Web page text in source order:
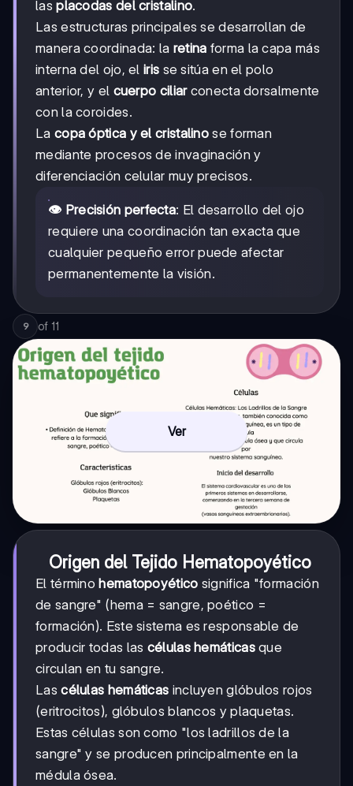
lasplacodas del cristalino.
Las estructuras principales se desarrollan de
manera coordinada: la retina forma la capa más
interna del ojo, eliris se sitúa en el polo
anterior, y el cuerpo ciliarconecta dorsalmente
con la coroides.
La copa óptica y el cristalino se forman
mediante procesos de invaginación y
diferenciación celular muy precisos.
👁️ Precisión perfecta: El desarrollo del ojo
requiere una coordinación tan exacta que
cualquier pequeño error puede afectar
permanentemente la visión.
9 of 11
Ver
Origen del Tejido Hematopoyético
El términohematopoyético significa "formación
de sangre" (hema = sangre, poético =
formación). Este sistema es responsable de
producir todas las células hemáticasque
circulan en tu sangre.
Lascélulas hemáticas incluyen glóbulos rojos
(eritrocitos), glóbulos blancos y plaquetas.
Estas células son como "los ladrillos de la
sangre" y se producen principalmente en la
médula ósea.